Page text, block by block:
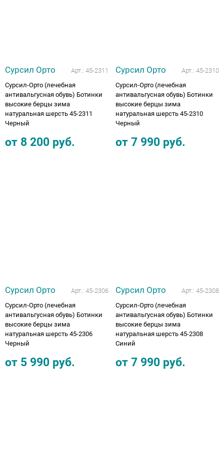
Сурсил Орто Арт.: 45-2311
Сурсил-Орто (лечебная
антивальгусная обувь) Ботинки
высокие берцы зима
натуральная шерсть 45-2311
Черный
от 8 200 руб.
Сурсил Орто Арт.: 45-2310
Сурсил-Орто (лечебная
антивальгусная обувь) Ботинки
высокие берцы зима
натуральная шерсть 45-2310
Черный
от 7 990 руб.
Сурсил Орто Арт.: 45-2306
Сурсил-Орто (лечебная
антивальгусная обувь) Ботинки
высокие берцы зима
натуральная шерсть 45-2306
Черный
от 5 990 руб.
Сурсил Орто Арт.: 45-2308
Сурсил-Орто (лечебная
антивальгусная обувь) Ботинки
высокие берцы зима
натуральная шерсть 45-2308
Синий
от 7 990 руб.